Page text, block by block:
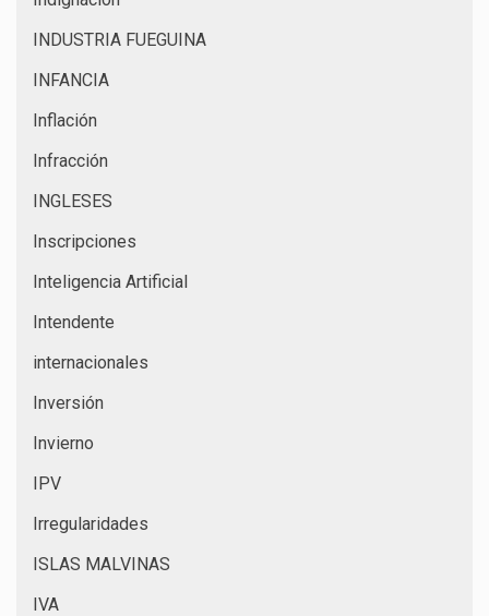
INDUSTRIA FUEGUINA
INFANCIA
Inflación
Infracción
INGLESES
Inscripciones
Inteligencia Artificial
Intendente
internacionales
Inversión
Invierno
IPV
Irregularidades
ISLAS MALVINAS
IVA